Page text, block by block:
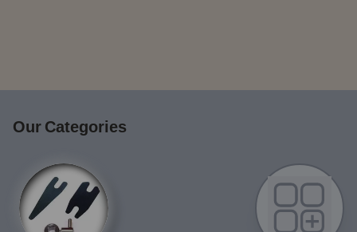
Our Categories